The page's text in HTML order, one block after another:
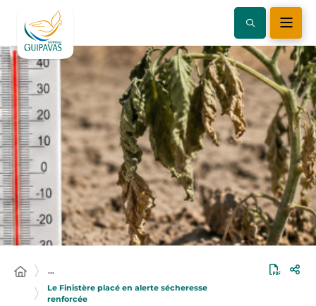
…
Le Finistère placé en alerte sécheresse
renforcée